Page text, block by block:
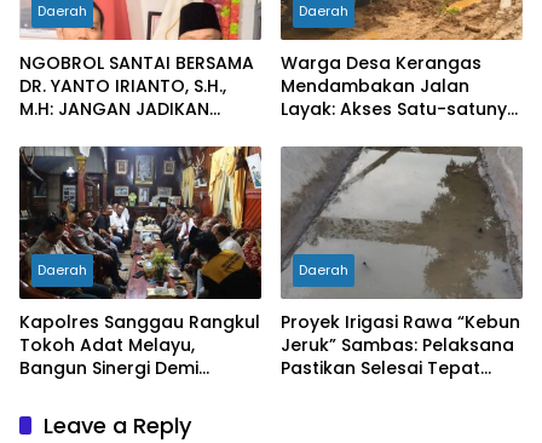
Daerah
NGOBROL SANTAI BERSAMA
DR. YANTO IRIANTO, S.H.,
M.H: JANGAN JADIKAN
SEBAGAI KUNCI PINTU
KELUAR DARI JERATAN
HUKUM PIDANA KORUPSI
Daerah
Warga Desa Kerangas
Mendambakan Jalan
Layak: Akses Satu-satunya
Berlumput, Menghambat
Ekonomi dan Pelayanan
Kesehatan
Daerah
Kapolres Sanggau Rangkul
Tokoh Adat Melayu,
Bangun Sinergi Demi
Daerah
Proyek Irigasi Rawa “Kebun
Jeruk” Sambas: Pelaksana
Pastikan Selesai Tepat
Leave a Reply